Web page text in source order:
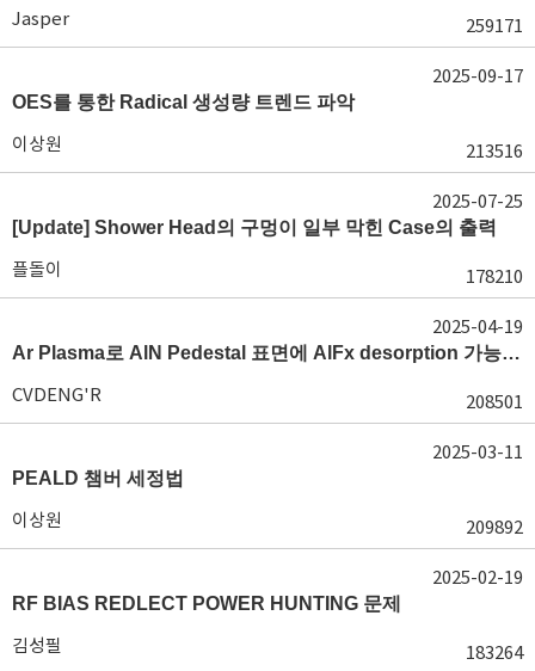
Jasper 259171
OES를 통한 Radical 생성량 트렌드 파악
이상원 213516
2025-09-17
[Update] Shower Head의 구멍이 일부 막힌 Case의 출력
플돌이 178210
2025-07-25
Ar Plasma로 AlN Pedestal 표면에 AlFx desorption 가능 여부가 궁금합니다.
CVDENG'R 208501
2025-04-19
PEALD 챔버 세정법
이상원 209892
2025-03-11
RF BIAS REDLECT POWER HUNTING 문제
김성필 183264
2025-02-19